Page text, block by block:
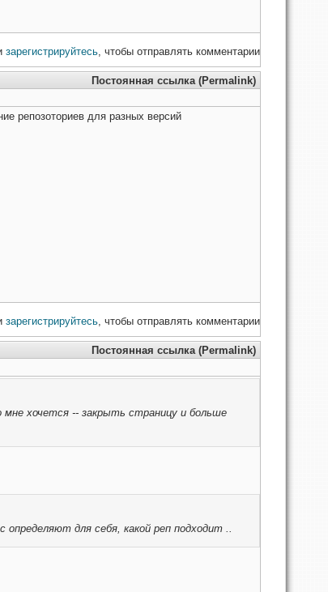
зарегистрируйтесь, чтобы отправлять комментарии
Постоянная ссылка (Permalink)
репозоториев для разных версий
зарегистрируйтесь, чтобы отправлять комментарии
Постоянная ссылка (Permalink)
хочется -- закрыть страницу и больше
определяют для себя, какой реп подходит ..